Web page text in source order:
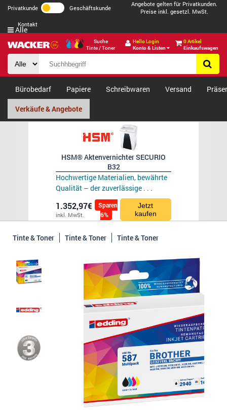
Privatkunde Geschäftskunde
Angebote gelten für Privatkunden.
Preise inkl. gesetzl. MwSt.
Kontakt
Suche
Tinte / Toner
Hello Login
Konto & Listen
0 Artikel
Einkaufswagen
Alle
Bürobedarf Papiere Schreibwaren Versand
Verkäufe & Angebote
HSM® Aktenvernichter SECURIO
B32
Hochwertige Materialien, bewährte
Qualität – der zuverlässige . . .
1.352,97€
inkl. MwSt.
Sparen
6%
Jetzt
kaufen
Tinte & Toner Tinte & Toner Tinte & Toner